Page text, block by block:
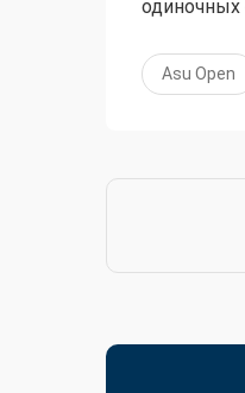
одиночных
Asu Open